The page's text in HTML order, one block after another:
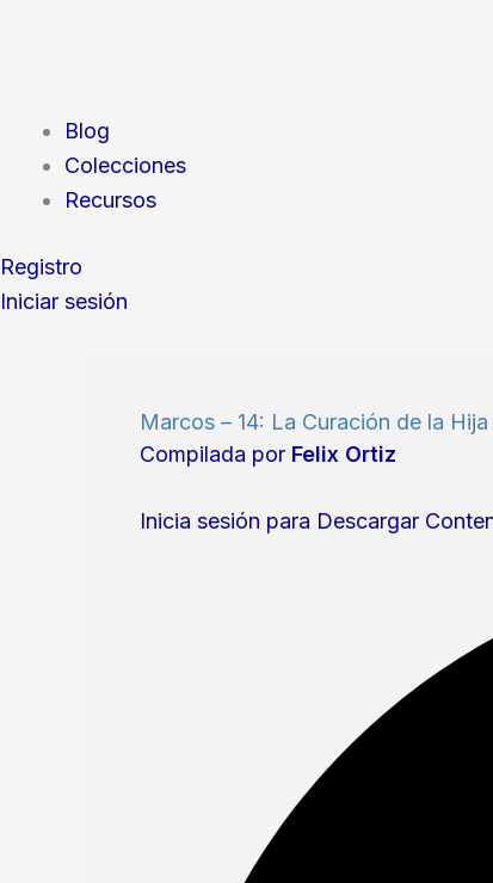
Blog
Colecciones
Recursos
Registro
Iniciar sesión
Marcos – 14: La Curación de la
Compilada por Felix Ortiz
Inicia sesión para Descargar